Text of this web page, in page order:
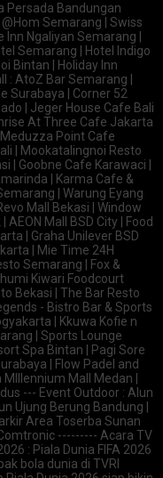
Persada Bandungan
Semarang | Swiss
Ngaliyan Semarang |
Semarang | Hotel Indigo
Bintan | Holiday Inn
: AtoZ Bar Semarang |
Surabaya | Corner 52
| Jeger House Cafe Bali
At Three Cafe Jakarta
Meduzza Point Cafe
| Mookatalingnoi Resto
| Goobne Cafe Karawaci |
| Karma Cafe &
| Warung Eyang
Mall Bekasi | Window
Mall BSD City | Food
| Graha Unilever BSD
| Mie Time 24H
Semarang | Fox &
Kiwari Foodcourt
Bekasi | The Bar Resto
- Bistro Bar & Sports
| Kkuwa Kofie n
| Sports Lounge
Spa Bintan | Pagi Sore
| Flow Padel and
Mall Medan |
--- Event Outdoor : Alun
Ujung Berung Bandung |
Area Toserba Sunan
--------- Acara TV
: Piala Dunia FIFA 2026
bola dunia di TVRI